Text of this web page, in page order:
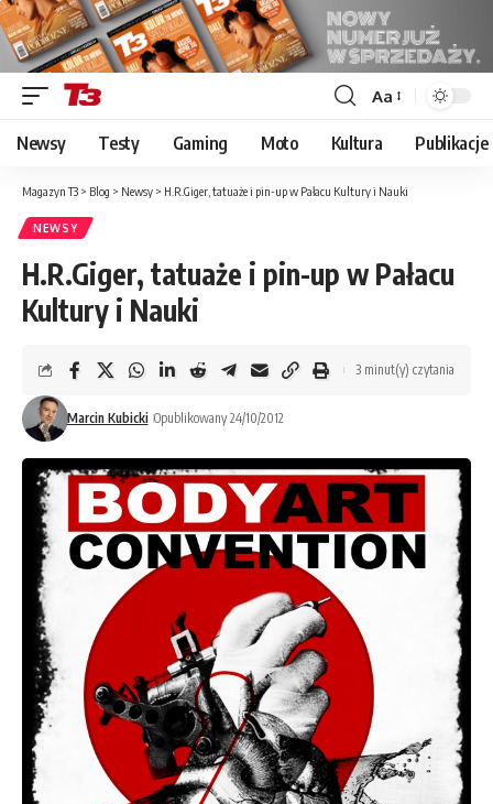
Font
Resizer
Aa
Newsy Testy Gaming Moto Kultura Publikacje
Magazyn T3 > Blog > Newsy > H.R.Giger, tatuaże i pin-up w Pałacu Kultury i Nauki
NEWSY
H.R.Giger, tatuaże i pin-up w Pałacu
Kultury i Nauki
Marcin Kubicki Opublikowany 24/10/2012
3 minut(y) czytania